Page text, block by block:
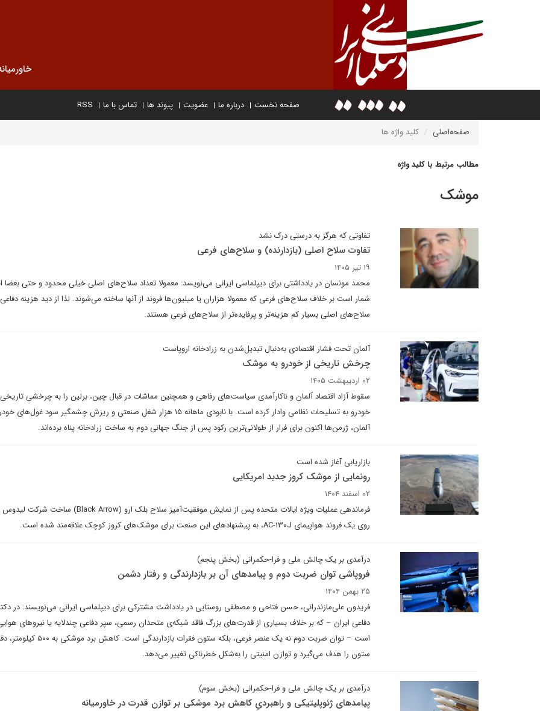
صفحه نخست درباره ما عضویت پیوند ها تماس با ما RSS
صفحه‌اصلی کلید واژه ها
مطالب مرتبط با کلید واژه
موشک
تفاوتی که هرگز به درستی درک نشد
تفاوت سلاح اصلی (بازدارنده) و سلاح‌های فرعی
۱۹ تیر ۱۴۰۵
محمد مونسان در یادداشتی برای دیپلماسی ایرانی می‌نویسد: معمولا تعداد سلاح‌های اصلی خیلی محدود و حتی
شمار است بر خلاف سلاح‌های فرعی که معمولا هزاران یا میلیون‌ها فروند از آنها ساخته می‌شوند. لذا از دید هزینه
سلاح‌های اصلی بسیار کم هزینه‌تر و پرفایده‌تر از سلاح‌های فرعی هستند.
آلمان تحت فشار اقتصادی به‌دنبال تبدیل‌شدن به زرادخانه اروپاست
چرخش تاریخی از خودرو به موشک
۰۲ اردیبهشت ۱۴۰۵
سقوط آزاد اقتصاد آلمان و ناکارآمدی سیاست‌های رفاهی و همچنین مماشات در قبال چین، برلین را به چرخشی تاریخی
خودرو به تسلیحات نظامی وادار کرده است. با نابودی ماهانه ۱۵ هزار شغل صنعتی و ریزش چشمگیر سود
آلمان، ژرمن‌ها اکنون برای فرار از طولانی‌ترین رکود پس از جنگ جهانی دوم به ساخت زرادخانه پناه برده‌اند.
بازاریابی آغاز شده است
رونمایی از موشک کروز جدید امریکایی
۰۲ اسفند ۱۴۰۴
روی یک فروند هواپیمای AC-۱۳۰J، به پیشنهادهای این صنعت برای موشک‌های کروز کوچک علاقه‌مند شده است.
درآمدی بر یک چالش ملی و فرا-حکمرانی (بخش پنجم)
فروپاشی توان ضربت دوم و پیامدهای آن بر بازدارندگی و رفتار دشمن
۲۵ بهمن ۱۴۰۴
فریدون علی‌مازندرانی، حسن فتاحی و مصطفی روستایی در یادداشت مشترکی برای دیپلماسی ایرانی می‌نویسند: در
دفاعی ایران – که بر خلاف بسیاری از قدرت‌های بزرگ فاقد شبکه‌ی متحدان رسمی، سپر دفاعی چندلایه یا نیروهای
است – توان ضربت دوم نه یک عنصر فرعی، بلکه ستون فقرات
ستون را هدف می‌گیرد و توازن امنیتی را به‌شکل خطرناکی تغییر می‌دهد.
درآمدی بر یک چالش ملی و فرا-حکمرانی (بخش سوم)
پیامدهای ژئوپلیتیکی و راهبردیِ کاهش برد موشکی بر توازن قدرت در خاورمیانه